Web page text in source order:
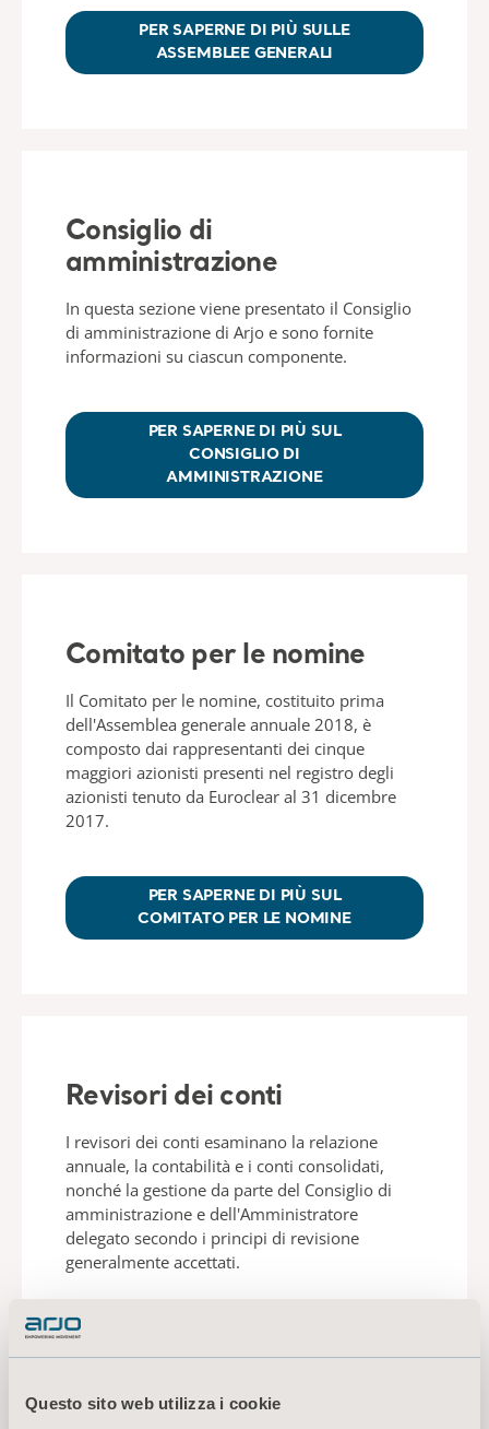
Questo sito web utilizza i cookie
PER SAPERNE DI PIÙ SULLE
ASSEMBLEE GENERALI
Consiglio di
amministrazione
In questa sezione viene presentato il Consiglio
di amministrazione di Arjo e sono fornite
informazioni su ciascun componente.
PER SAPERNE DI PIÙ SUL
CONSIGLIO DI
AMMINISTRAZIONE
Comitato per le nomine
Il Comitato per le nomine, costituito prima
dell'Assemblea generale annuale 2018, è
composto dai rappresentanti dei cinque
maggiori azionisti presenti nel registro degli
azionisti tenuto da Euroclear al 31 dicembre
2017.
PER SAPERNE DI PIÙ SUL
COMITATO PER LE NOMINE
Revisori dei conti
I revisori dei conti esaminano la relazione
annuale, la contabilità e i conti consolidati,
nonché la gestione da parte del Consiglio di
amministrazione e dell'Amministratore
delegato secondo i principi di revisione
generalmente accettati.
REVISORI DEI CONTI